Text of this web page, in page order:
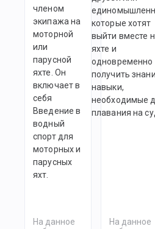
членом
экипажа на
моторной
или
парусной
яхте. Он
включает в
себя
Введение в
водный
спорт для
моторных и
парусных
яхт.
На данное
которые хотят
выйти вместе
яхте и
одновременно
получить
навыки,
необходимые
плавания на
На данное